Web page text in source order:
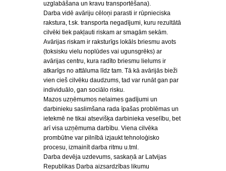
uzglabāšana un kravu transportēšana).
Darba vidē avāriju cēloņi parasti ir rūpnieciska
rakstura, t.sk. transporta negadījumi, kuru rezultātā
cilvēki tiek pakļauti riskam ar smagām sekām.
Avārijas riskam ir raksturīgs lokāls briesmu avots
(toksisku vielu noplūdes vai ugunsgrēks) ar
avārijas centru, kura radīto briesmu lielums ir
atkarīgs no attāluma līdz tam. Tā kā avārijās bieži
vien cieš cilvēku daudzums, tad var runāt gan par
individuālo, gan sociālo risku.
Mazos uzņēmumos nelaimes gadījumi un
darbinieku saslimšana rada īpašas problēmas un
ietekmē ne tikai atsevišķa darbinieka veselību, bet
arī visa uzņēmuma darbību. Viena cilvēka
prombūtne var pilnībā izjaukt tehnoloģisko
procesu, izmainīt darba ritmu u.tml.
Darba devēja uzdevums, saskaņā ar Latvijas
Republikas Darba aizsardzības likumu